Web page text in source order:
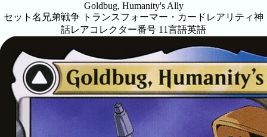
Goldbug, Humanity's Ally
セット名 兄弟戦争 トランスフォーマー・カード レアリティ神
話レアコレクター番号 11言語英語